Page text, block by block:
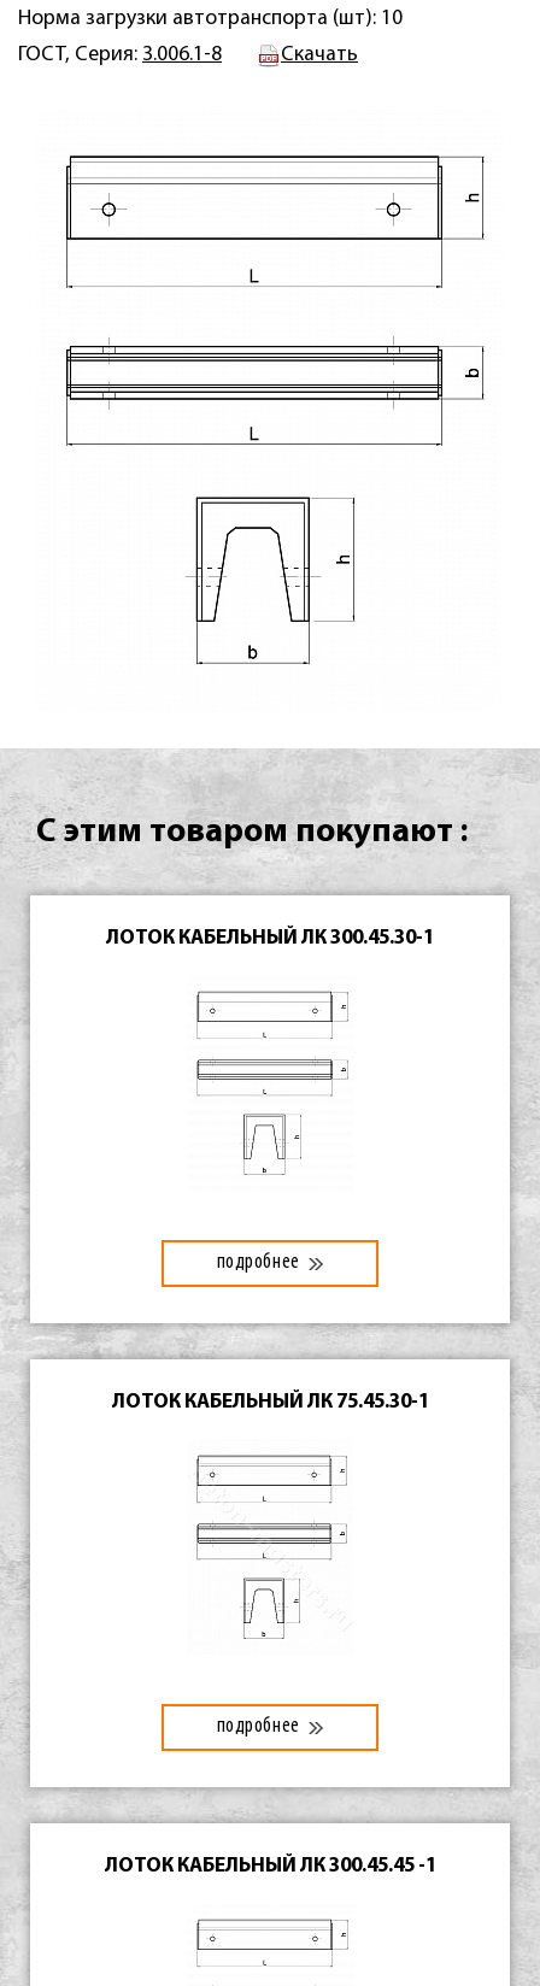
Норма загрузки автотранспорта (шт): 10
ГОСТ, Серия: 3.006.1-8 Скачать
С этим товаром покупают :
ЛОТОК КАБЕЛЬНЫЙ ЛК 300.45.30-1
подробнее
ЛОТОК КАБЕЛЬНЫЙ ЛК 75.45.30-1
подробнее
ЛОТОК КАБЕЛЬНЫЙ ЛК 300.45.45 -1